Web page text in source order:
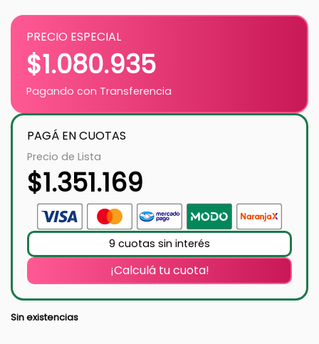
PRECIO ESPECIAL
$1.080.935
Pagando con Transferencia
PAGÁ EN CUOTAS
Precio de Lista
$1.351.169
9 cuotas sin interés
¡Calculá tu cuota!
Sin existencias